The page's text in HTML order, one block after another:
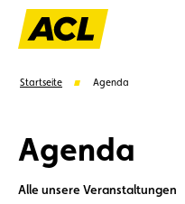
Startseite Agenda
Agenda
Alle unsere Veranstaltungen